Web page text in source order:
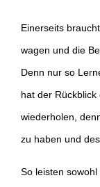
Einerseits
wagen und die
Denn nur so
hat der
wiederholen,
zu haben und
So leisten